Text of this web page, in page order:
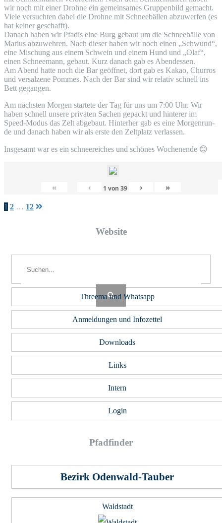
wir noch mit einer Droh­ne ein gemein­sa­mes Grup­pen­bild gemacht.
Vie­le ver­such­ten dabei die Droh­ne mit Schnee­bäl­len abzu­wer­fen (es
hat kei­ner geschafft).
Danach haben wir Pfadis eine Burg gebaut um die Schnee­bäl­le von
Mari­us abzu­weh­ren. Nach die­ser haben wir noch einen „Schwund“,
eine Mischung aus einem Schwein und einem Hund und „Olaf“,
einen Schnee­mann, gebaut. Kurz danach gab es Abendessen.
Am Abend hat­te noch die Bar geöff­net, dort gab es Kakao, Chur­ros
und ver­sal­ze­ne Pom­mes. Nach der Bar sind wir rela­tiv schnell ins
Bett gegangen.
Am nächs­ten Mor­gen star­te­te der Tag für uns um 7:00 Uhr. Wir
haben schnell unse­re pri­va­ten Sachen gepackt und hin­te­rer im
Speed-Modus das Zelt abge­baut. Hin­ter­her gab es eine Mor­gen­run­
de und danach haben wir als ers­te den Zelt­platz verlassen.
Ins­ge­samt war es ein schnee­rei­ches und schö­nes Wochen­en­de 😊
« ‹ 1 von39 › »
Seitennummerierung
1 2 … 12
Web­site
Threema und Whatsapp
Anmeldungen und Infozettel
Downloads
Links
Intern
Login
Pfad­fin­der
Bezirk Odenwald-Tauber
Waldstadt